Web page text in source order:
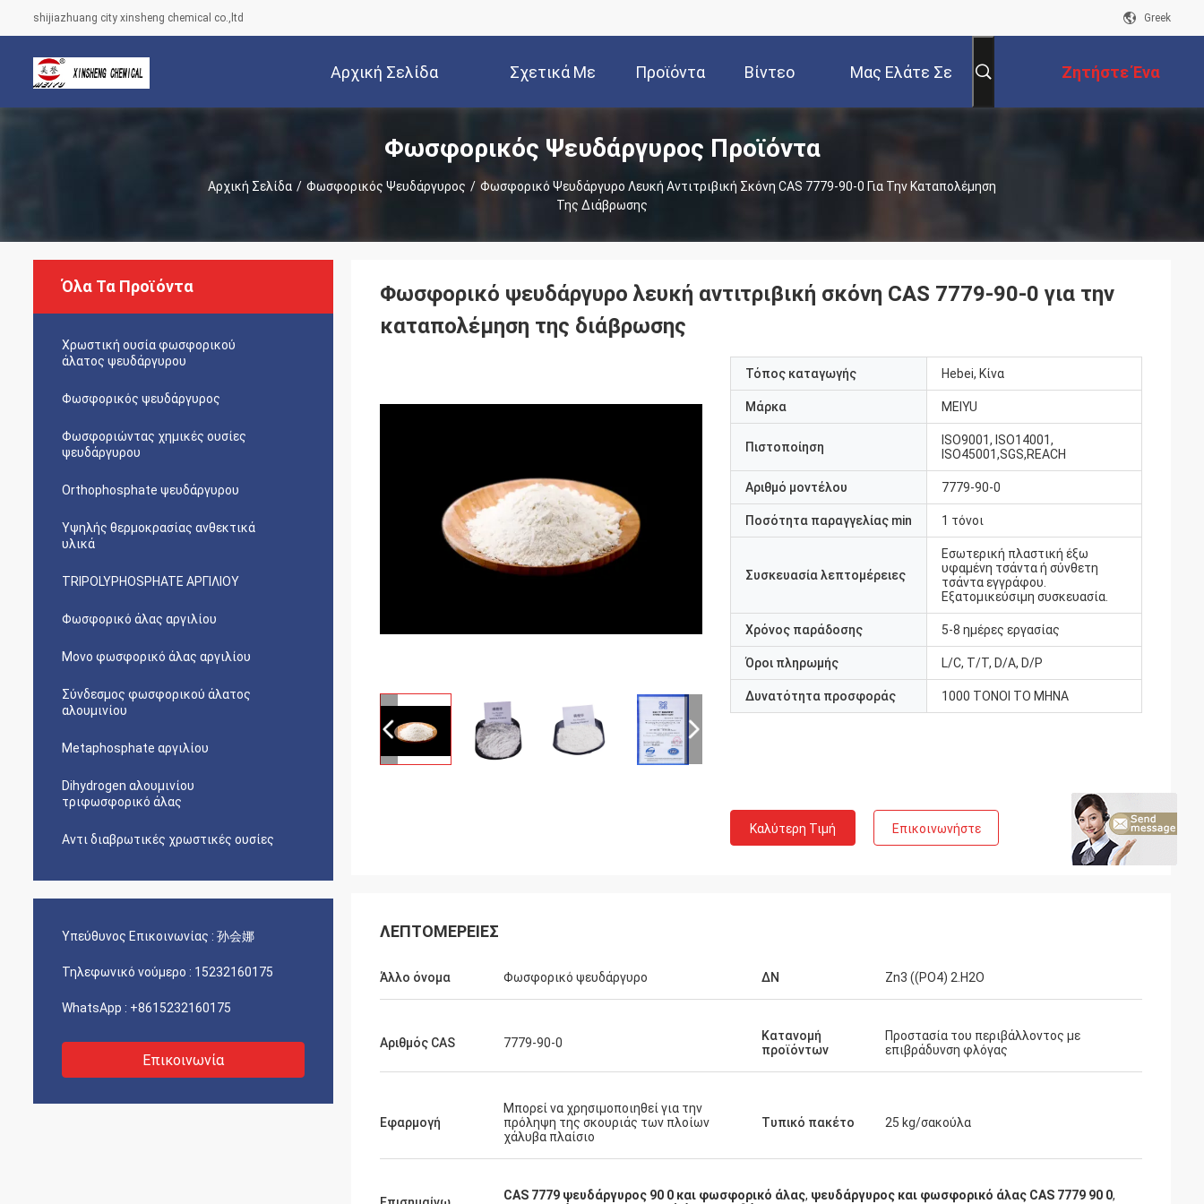
shijiazhuang city xinsheng chemical co.,ltd Greek
Αρχική Σελίδα Σχετικά Με
Εμάς
Προϊόντα Βίντεο Μας Ελάτε Σε Ζητήστε Ένα
Απόσπασμα
Φωσφορικός Ψευδάργυρος Προϊόντα
Αρχική Σελίδα / Φωσφορικός Ψευδάργυρος / Φωσφορικό Ψευδάργυρο Λευκή Αντιτριβική Σκόνη CAS 7779-90-0 Για Την Καταπολέμηση
Της Διάβρωσης
Όλα Τα Προϊόντα
Χρωστική ουσία φωσφορικού
άλατος ψευδάργυρου
Φωσφορικός ψευδάργυρος
Φωσφοριώντας χημικές ουσίες
ψευδάργυρου
Orthophosphate ψευδάργυρου
Υψηλής θερμοκρασίας ανθεκτικά
υλικά
TRIPOLYPHOSPHATE ΑΡΓΙΛΙΟΥ
Φωσφορικό άλας αργιλίου
Μονο φωσφορικό άλας αργιλίου
Σύνδεσμος φωσφορικού άλατος
αλουμινίου
Metaphosphate αργιλίου
Dihydrogen αλουμινίου
τριφωσφορικό άλας
Αντι διαβρωτικές χρωστικές ουσίες
Υπεύθυνος Επικοινωνίας : 孙会娜
Τηλεφωνικό νούμερο : 15232160175
WhatsApp : +8615232160175
Επικοινωνία
Φωσφορικό ψευδάργυρο λευκή αντιτριβική σκόνη CAS 7779-90-0 για την
καταπολέμηση της διάβρωσης
Τόπος καταγωγής Hebei, Κίνα
Μάρκα MEIYU
Πιστοποίηση
ISO9001, ISO14001,
ISO45001,SGS,REACH
Αριθμό μοντέλου 7779-90-0
Ποσότητα παραγγελίας min 1 τόνοι
Συσκευασία λεπτομέρειες
Εσωτερική πλαστική έξω
υφαμένη τσάντα ή σύνθετη
τσάντα εγγράφου.
Εξατομικεύσιμη συσκευασία.
Χρόνος παράδοσης 5-8 ημέρες εργασίας
Όροι πληρωμής L/C, T/T, D/A, D/P
Δυνατότητα προσφοράς 1000 ΤΟΝΟΙ ΤΟ ΜΗΝΑ
Καλύτερη Τιμή Επικοινωνήστε
ΛΕΠΤΟΜΈΡΕΙΕΣ
Άλλο όνομα Φωσφορικό ψευδάργυρο ΔΝ Zn3 ((PO4) 2.H2O
Αριθμός CAS 7779-90-0
Κατανομή
προϊόντων
Προστασία του περιβάλλοντος με
επιβράδυνση φλόγας
Εφαρμογή
Μπορεί να χρησιμοποιηθεί για την
πρόληψη της σκουριάς των πλοίων
χάλυβα πλαίσιο
Τυπικό πακέτο 25 kg/σακούλα
CAS 7779 ψευδάργυρος 90 0 και φωσφορικό άλας, ψευδάργυρος και φωσφορικό άλας CAS 7779 90 0,